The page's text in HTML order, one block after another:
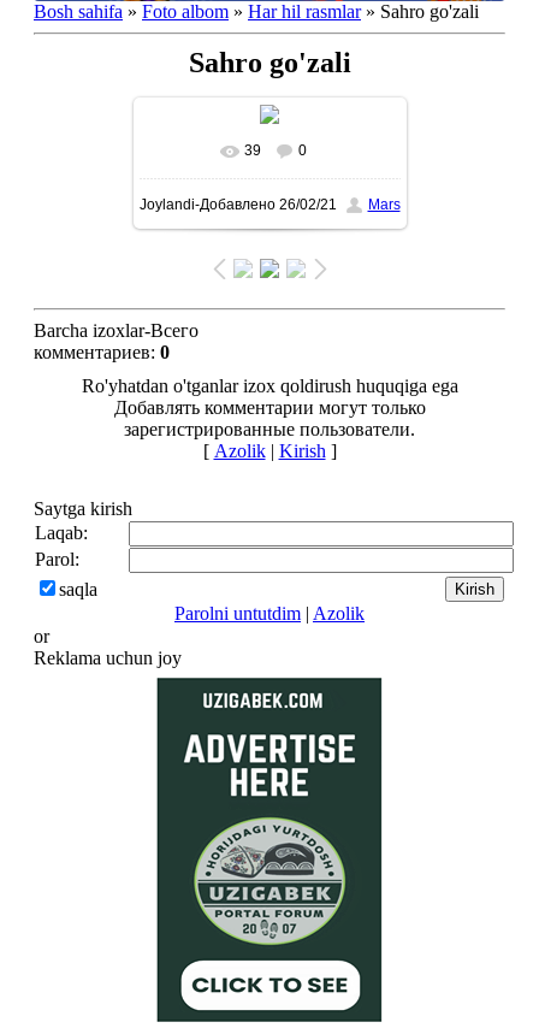
Bosh sahifa » Foto albom » Har hil rasmlar» Sahro go'zali
Sahro go'zali
To'liq ko'rish-В реальном
размере 1080x1440/ 201.0Kb
39 0
Joylandi-Добавлено26/02/21 Mars
Barcha izoxlar-Всего
комментариев: 0
Ro'yhatdan o'tganlar izox qoldirush huquqiga ega
Добавлять комментарии могут только
зарегистрированные пользователи.
[ Azolik| Kirish ]
Saytga kirish
Laqab:
Parol:
saqla
Parolni untutdim | Azolik
or
Reklama uchun joy